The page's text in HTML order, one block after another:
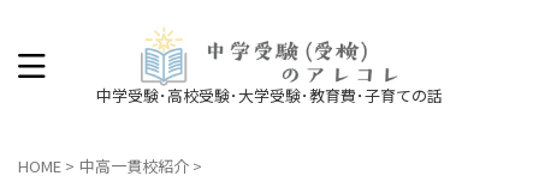
中学受験･高校受験･大学受験･教育費･子育ての話
HOME > 中高一貫校紹介 >